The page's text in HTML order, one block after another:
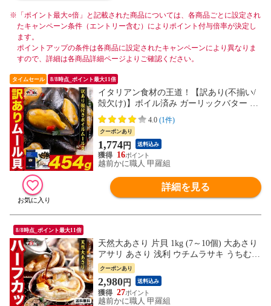
※ 「ポイント最大○倍」と記載された商品については、各商品ごとに設定され
たキャンペーン条件（エントリー含む）によりポイント付与倍率が決定し
ます。
ポイントアップの条件は各商品に設定されたキャンペーンにより異なりま
すので、詳細は各商品詳細ページよりご確認ください。
タイムセール 8/8時点_ポイント最大11倍
イタリアン食材の王道！【訳あり(不揃い/
殻欠け)】ボイル済み ガーリックバター ム
ール貝（ボイル/殻付き）454g(25-35粒入
り) 貝 殻付き パスタ パエリア ブイヤベー
ス 下処理済み パーティ ピザ おつまみ 冷
凍
4.0 (1件)
クーポンあり
1,774円 送料込み
16
越前かに職人 甲羅組
詳細を見る
8/8時点_ポイント最大11倍
天然大あさり 片貝 1kg (7～10個) 大あさり
アサリ あさり 浅利 ウチムラサキ うちむら
さき ハーフカット BBQ バーベキュー アウ
トドア キャンプ 海鮮 冷凍食品
クーポンあり
2,980円 送料込み
27
越前かに職人 甲羅組